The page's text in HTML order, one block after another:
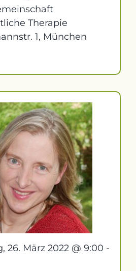
Therapie
1, München
26. März 2022 @ 9:00 -